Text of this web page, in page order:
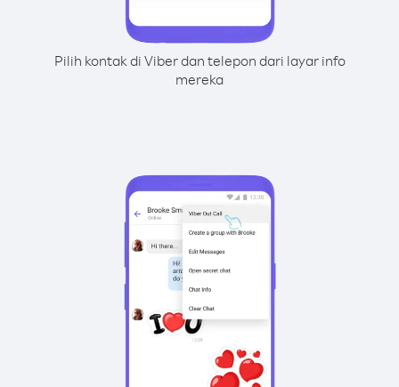
Pilih kontak di Viber dan telepon dari layar info
mereka